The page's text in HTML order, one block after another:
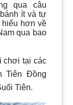
qua câu
ít và tự
hơn về
qua bao
chơi tại các
Tiên Đồng
Tiên.